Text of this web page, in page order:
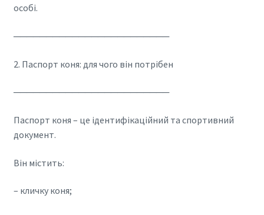
особі.
────────────────────────
2. Паспорт коня: для чого він потрібен
────────────────────────
Паспорт коня – це ідентифікаційний та спортивний
документ.
Він містить:
– кличку коня;